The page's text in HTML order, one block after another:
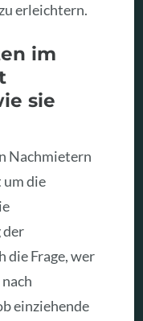
erleichtern.
im
sie
Nachmietern
um die
der
die Frage, wer
einziehende